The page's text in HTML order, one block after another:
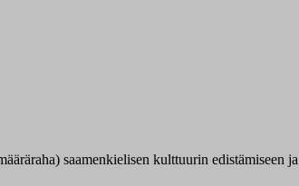
saamenkielisen kulttuurin edistämiseen